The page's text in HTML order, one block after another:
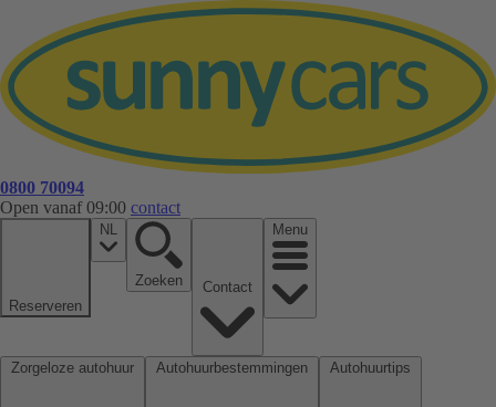
0800 70094
Open vanaf 09:00 contact
Reserveren
NL
Zoeken
Menu